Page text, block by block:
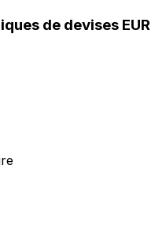
de devises EUR